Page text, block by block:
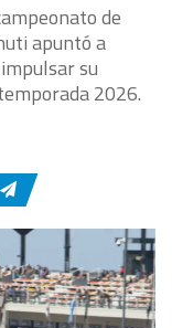
de
apuntó a
su
2026.